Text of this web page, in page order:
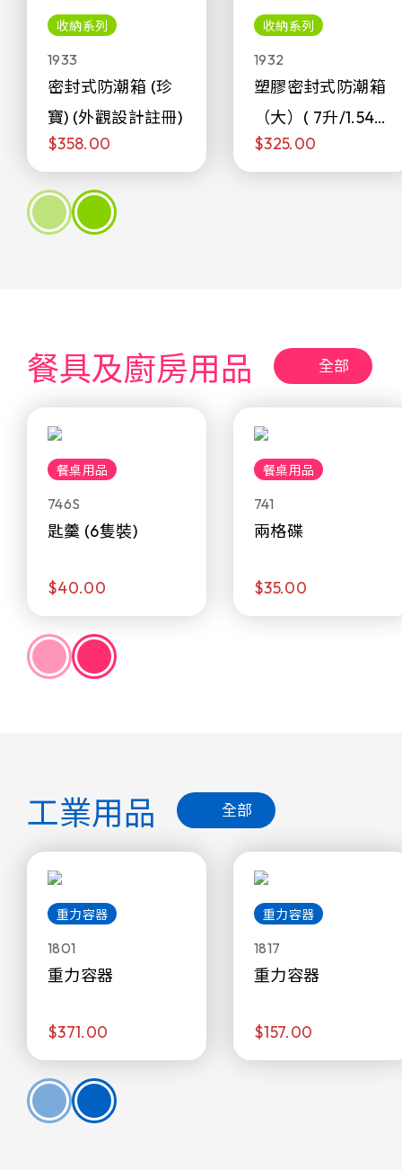
收納系列
1933
密封式防潮箱 (珍
寶) (外觀設計註冊)
$358.00
收納系列
1932
塑膠密封式防潮箱
（大）( 7升/1.54加
侖)
$325.00
餐具及廚房用品 全部
餐桌用品
746S
匙羹 (6隻裝)
$40.00
餐桌用品
741
兩格碟
$35.00
工業用品 全部
重力容器
1801
重力容器
$371.00
重力容器
1817
重力容器
$157.00